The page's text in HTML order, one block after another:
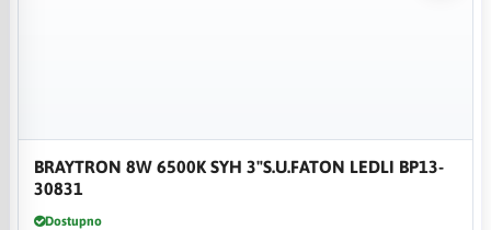
BRAYTRON 8W 6500K SYH 3"S.U.FATON LEDLI BP13-
30831
Dostupno